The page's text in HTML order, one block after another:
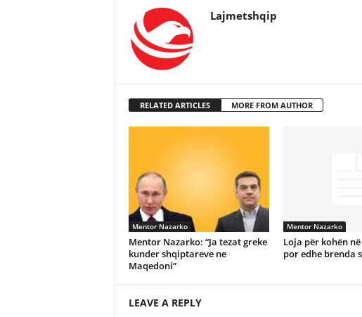
Lajmetshqip
RELATED ARTICLES MORE FROM AUTHOR
Mentor Nazarko
Mentor Nazarko: “Ja tezat greke
kunder shqiptareve ne
Maqedoni”
Mentor Nazarko
Loja për kohën
por edhe brenda
LEAVE A REPLY